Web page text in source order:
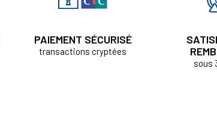
PAIEMENT SÉCURISÉ
transactions cryptées
sous